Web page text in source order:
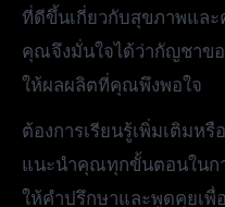
ที่ดีขึ้นเกี่ยวกับสุขภาพแล
คุณจึงมั่นใจได้ว่ากัญชาข
ให้ผลผลิตที่คุณพึงพอใจ
ต้องการเรียนรู้เพิ่มเติมห
แนะนำคุณทุกขั้นตอนในก
ให้คำปรึกษาและพูดคุยเ